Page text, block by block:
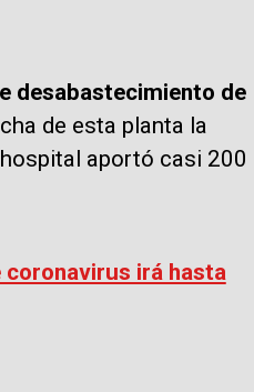
desabastecimiento de
de esta planta la
aportó casi 200
irá hasta